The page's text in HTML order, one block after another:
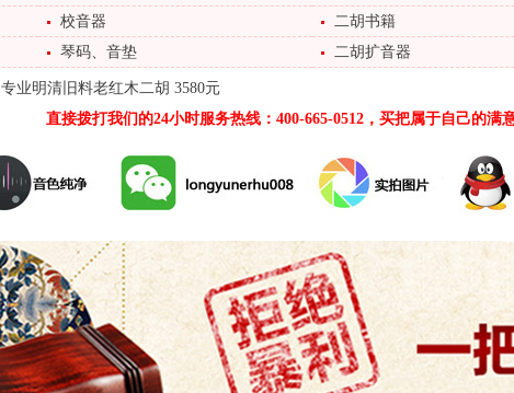
校音器 二胡书籍
琴码、音垫 二胡扩音器
专业明清旧料老红木二胡 3580元
直接拨打我们的24小时服务热线：400-665-0512，买把属于自己的满